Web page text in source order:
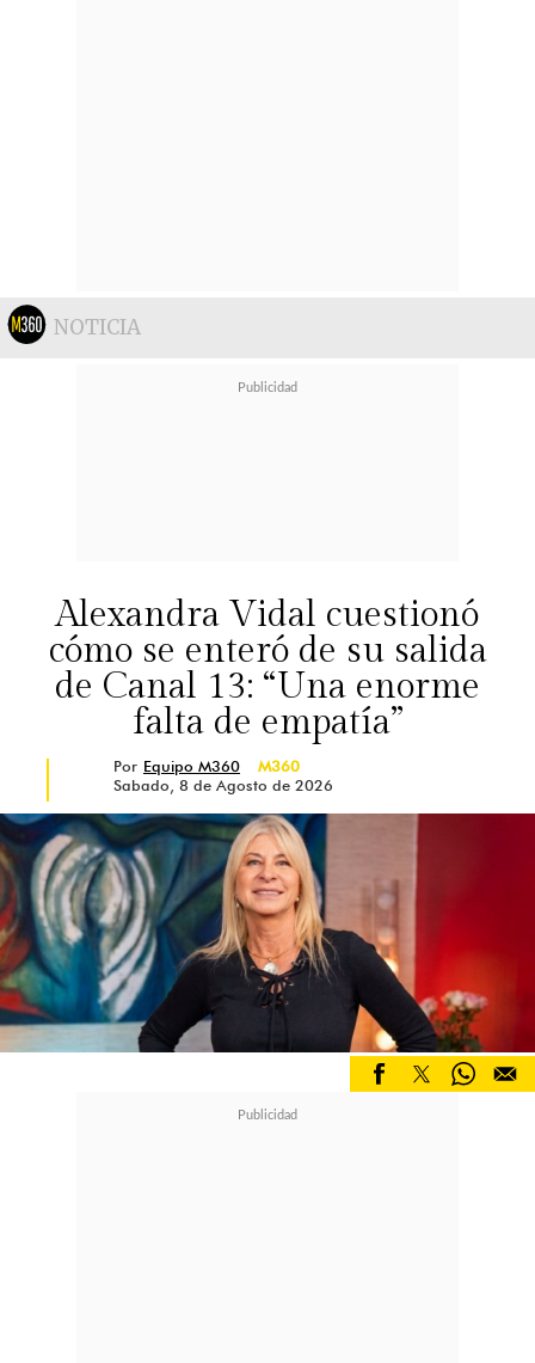
NOTICIA
Alexandra Vidal cuestionó
cómo se enteró de su salida
de Canal 13: “Una enorme
falta de empatía”
Por Equipo M360
M360
Sabado, 8 de Agosto de 2026